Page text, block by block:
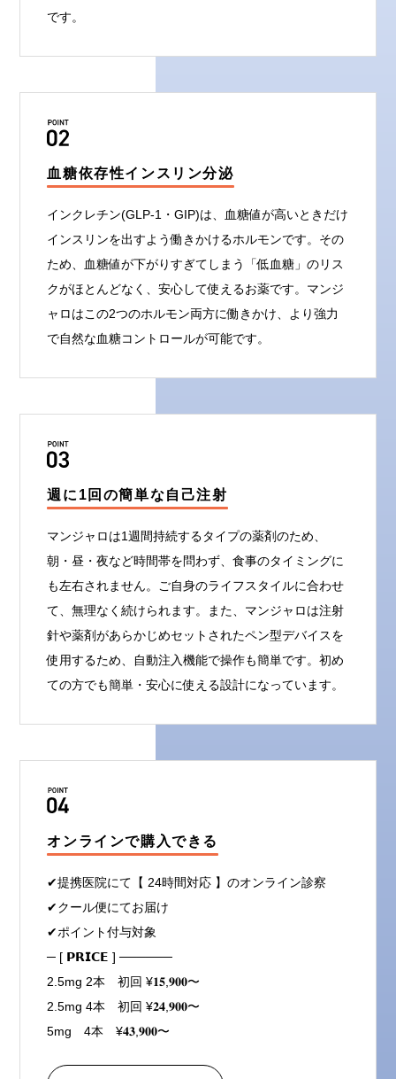
です。
血糖依存性インスリン分泌
インクレチン(GLP-1・GIP)は、血糖値が高いときだけ
インスリンを出すよう働きかけるホルモンです。その
ため、血糖値が下がりすぎてしまう「低血糖」のリス
クがほとんどなく、安心して使えるお薬です。マンジ
ャロはこの2つのホルモン両方に働きかけ、より強力
で自然な血糖コントロールが可能です。
週に1回の簡単な自己注射
マンジャロは1週間持続するタイプの薬剤のため、
朝・昼・夜など時間帯を問わず、食事のタイミングに
も左右されません。ご自身のライフスタイルに合わせ
て、無理なく続けられます。また、マンジャロは注射
針や薬剤があらかじめセットされたペン型デバイスを
使用するため、自動注入機能で操作も簡単です。初め
ての方でも簡単・安心に使える設計になっています。
オンラインで購入できる
✔提携医院にて【 24時間対応 】のオンライン診察
✔クール便にてお届け
✔ポイント付与対象
─ [ 𝗣𝗥𝗜𝗖𝗘 ] ──────
2.5mg 2本 初回 ¥𝟏𝟓,𝟗𝟎𝟎〜
2.5mg 4本 初回 ¥𝟐𝟒,𝟗𝟎𝟎〜
5mg 4本 ¥𝟒𝟑,𝟗𝟎𝟎〜